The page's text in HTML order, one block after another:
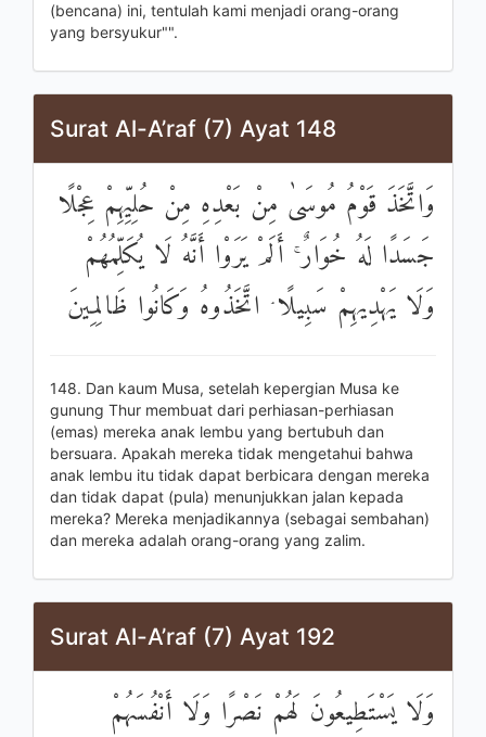
(bencana) ini, tentulah kami menjadi orang-orang
yang bersyukur"".
Surat Al-A’raf (7) Ayat 148
وَاتَّخَذَ قَوْمُ مُوسَىٰ مِنْ بَعْدِهِ مِنْ حُلِيِّهِمْ عِجْلًا
جَسَدًا لَهُ خُوَارٌ ۚ أَلَمْ يَرَوْا أَنَّهُ لَا يُكَلِّمُهُمْ
وَلَا يَهْدِيهِمْ سَبِيلًا ۘ اتَّخَذُوهُ وَكَانُوا ظَالِمِينَ
148. Dan kaum Musa, setelah kepergian Musa ke
gunung Thur membuat dari perhiasan-perhiasan
(emas) mereka anak lembu yang bertubuh dan
bersuara. Apakah mereka tidak mengetahui bahwa
anak lembu itu tidak dapat berbicara dengan mereka
dan tidak dapat (pula) menunjukkan jalan kepada
mereka? Mereka menjadikannya (sebagai sembahan)
dan mereka adalah orang-orang yang zalim.
Surat Al-A’raf (7) Ayat 192
وَلَا يَسْتَطِيعُونَ لَهُمْ نَصْرًا وَلَا أَنْفُسَهُمْ